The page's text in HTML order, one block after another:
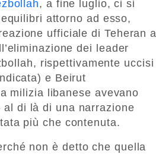
, a fine luglio, ci si
attorno ad esso,
ufficiale di Teheran a
dei leader
rispettivamente uccisi
e Beirut
milizia libanese avevano
di là di una narrazione
più che contenuta.
non è detto che quella